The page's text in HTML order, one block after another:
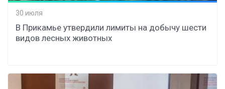
30 июля
В Прикамье утвердили лимиты на добычу шести
видов лесных животных